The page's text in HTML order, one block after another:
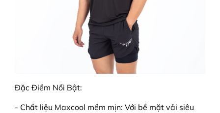
Đặc Điểm Nổi Bật:
- Chất liệu Maxcool mềm mịn: Với bề mặt vải siêu